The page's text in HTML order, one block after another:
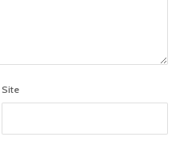
Site